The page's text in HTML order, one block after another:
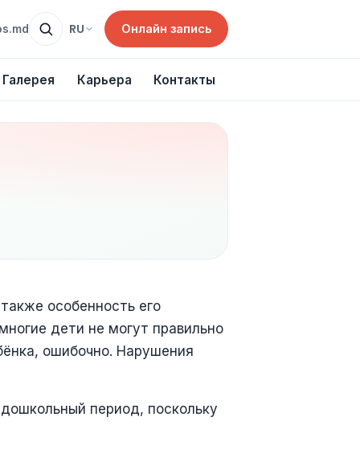
RU Онлайн запись
Галерея Карьера Контакты
особенность его
дети не могут правильно
ошибочно. Нарушения
период, поскольку